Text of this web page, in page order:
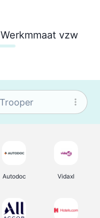
Werkmmaat vzw
Autodoc Vidaxl